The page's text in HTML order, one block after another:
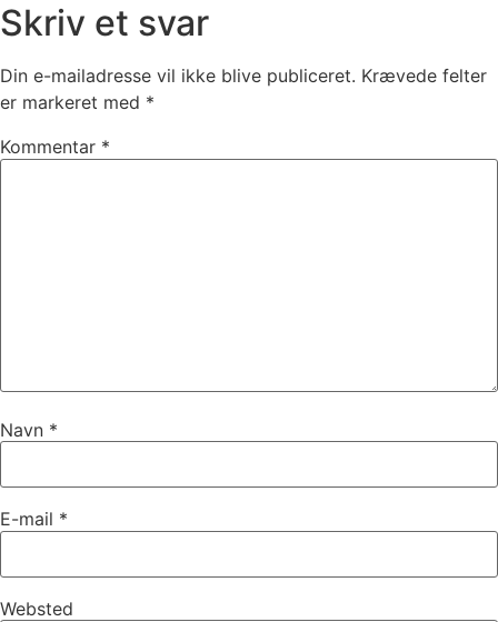
Skriv et svar
Din e-mailadresse vil ikke blive publiceret. Krævede felter
er markeret med *
Kommentar *
Navn *
E-mail *
Websted